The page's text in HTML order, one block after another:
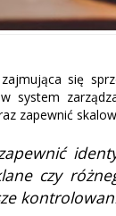
zajmująca się
system
zapewnić
czy